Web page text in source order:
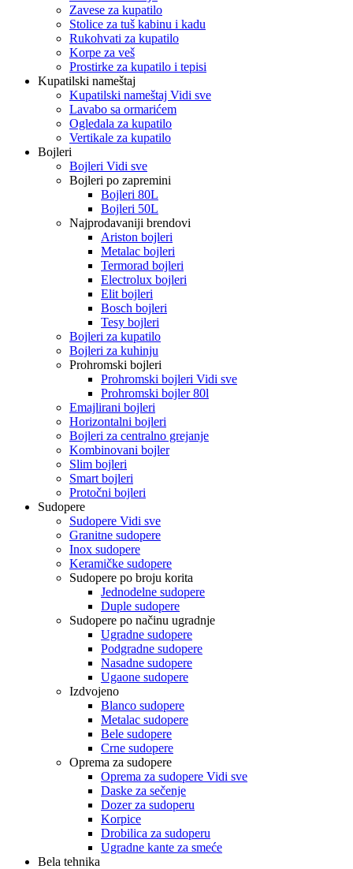
Zavese za kupatilo
Stolice za tuš kabinu i kadu
Rukohvati za kupatilo
Korpe za veš
Prostirke za kupatilo i tepisi
Kupatilski nameštaj
Kupatilski nameštaj Vidi sve
Lavabo sa ormarićem
Ogledala za kupatilo
Vertikale za kupatilo
Bojleri
Bojleri Vidi sve
Bojleri po zapremini
Bojleri 80L
Bojleri 50L
Najprodavaniji brendovi
Ariston bojleri
Metalac bojleri
Termorad bojleri
Electrolux bojleri
Elit bojleri
Bosch bojleri
Tesy bojleri
Bojleri za kupatilo
Bojleri za kuhinju
Prohromski bojleri
Prohromski bojleri Vidi sve
Prohromski bojler 80l
Emajlirani bojleri
Horizontalni bojleri
Bojleri za centralno grejanje
Kombinovani bojler
Slim bojleri
Smart bojleri
Protočni bojleri
Sudopere
Sudopere Vidi sve
Granitne sudopere
Inox sudopere
Keramičke sudopere
Sudopere po broju korita
Jednodelne sudopere
Duple sudopere
Sudopere po načinu ugradnje
Ugradne sudopere
Podgradne sudopere
Nasadne sudopere
Ugaone sudopere
Izdvojeno
Blanco sudopere
Metalac sudopere
Bele sudopere
Crne sudopere
Oprema za sudopere
Oprema za sudopere Vidi sve
Daske za sečenje
Dozer za sudoperu
Korpice
Drobilica za sudoperu
Ugradne kante za smeće
Bela tehnika